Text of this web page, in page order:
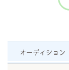
オーディション